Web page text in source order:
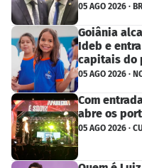
05 AGO 2026 ·
Goiânia
Ideb e
capitais do
05 AGO 2026 ·
Com
abre os
05 AGO 2026 ·